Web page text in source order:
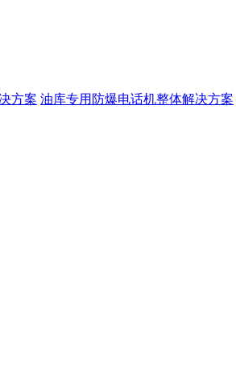
方案 油库专用防爆电话机整体解决方案